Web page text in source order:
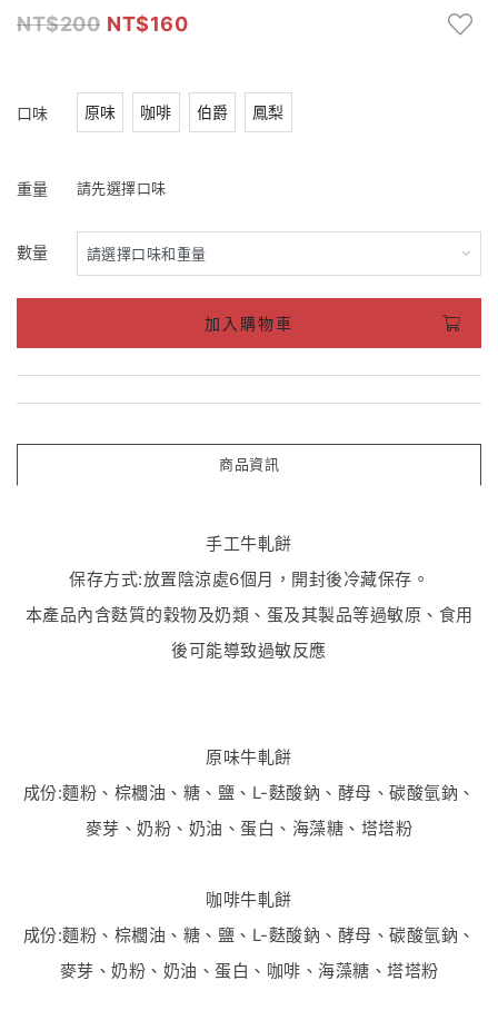
200
160
口味 原味 咖啡 伯爵 鳳梨
重量 請先選擇口味
數量
加入購物車
商品資訊
手工牛軋餅
保存方式:放置陰涼處6個月，開封後冷藏保存。
本產品內含麩質的穀物及奶類、蛋及其製品等過敏原、食用
後可能導致過敏反應
原味牛軋餅
成份:麵粉、棕櫚油、糖、鹽、L-麩酸鈉、酵母、碳酸氫鈉、
麥芽、奶粉、奶油、蛋白、海藻糖、塔塔粉
咖啡牛軋餅
成份:麵粉、棕櫚油、糖、鹽、L-麩酸鈉、酵母、碳酸氫鈉、
麥芽、奶粉、奶油、蛋白、咖啡、海藻糖、塔塔粉